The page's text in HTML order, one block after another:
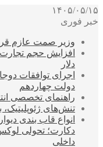
۱۴۰۵/۰۵/۱۵
خبر فوری
وزیر صمت عازم
دلار
اجرای توافقات
دولت چهاردهم
راهنمای تخصصی
تنش‌های
انواع قاب بندی
دکارت؛ تحولی
داخلی